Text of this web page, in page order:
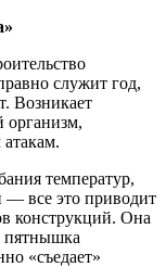
служит год,
Возникает
организм,
температур,
— все это приводит
конструкций. Она
пятнышка
«съедает»